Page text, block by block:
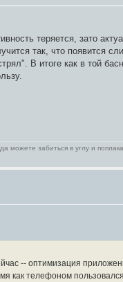
теряется, зато
так, что появится
В итоге как в той
можете забиться в углу и
-- оптимизация
как телефоном